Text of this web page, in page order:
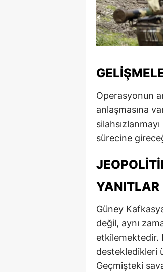
Operasyonun
anlaşmasına
sürecine
YANITLAR
Güney
değil, aynı
etkilemektedir.
destekledikleri
Geçmişteki